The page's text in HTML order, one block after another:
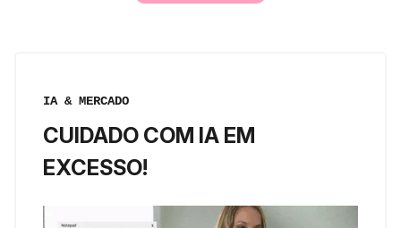
IA & MERCADO
CUIDADO COM IA EM
EXCESSO!